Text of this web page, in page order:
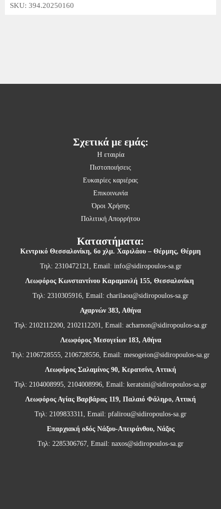
SKU: 394.20250160
Σχετικά με εμάς:
Η εταιρία
Πιστοποιήσεις
Ευκαιρίες καριέρας
Επικοινωνία
Όροι Χρήσης
Πολιτική Απορρήτου
Καταστήματα:
Κεντρικό Θεσσαλονίκη, 6ο χλμ. Χαριλάου – Θέρμης, Θέρμη
Τηλ: 2310472121, Email: info@sidiropoulos-sa.gr
Λεωφόρος Κωνσταντίνου Καραμανλή 155, Θεσσαλονίκη
Τηλ: 2310305916, Email: charilaou@sidiropoulos-sa.gr
Αχαρνών 383, Αθήνα
Τηλ: 2102112200, 2102112201, Email: acharnon@sidiropoulos-sa.gr
Λεωφόρος Μεσογείων 183, Αθήνα
Τηλ: 2106728555, 2106728556, Email: mesogeion@sidiropoulos-sa.gr
Λεωφόρος Σαλαμίνος 90, Κερατσίνι, Αττική
Τηλ: 2104008995, 2104008996, Email: keratsini@sidiropoulos-sa.gr
Λεωφόρος Αγίας Βαρβάρας 119, Παλαιό Φάληρο, Αττική
Τηλ: 2109833311, Email: pfalirou@sidiropoulos-sa.gr
Επαρχιακή οδός Νάξου-Απειράνθου, Νάξος
Τηλ: 2285306767, Email: naxos@sidiropoulos-sa.gr